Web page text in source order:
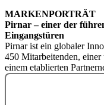
MARKENPORTRÄT
Pirnar – einer der
Eingangstüren
Pirnar ist ein globaler
450 Mitarbeitenden,
einem etablierten